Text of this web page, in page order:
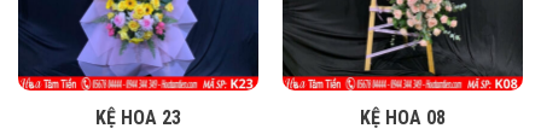
KỆ HOA 23 KỆ HOA 08